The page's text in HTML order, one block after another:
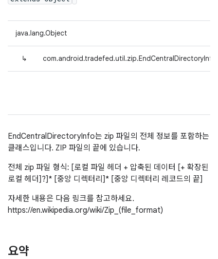
java.lang.Object
↳ com.android.tradefed.util.zip.EndCentralDirectoryInfo
EndCentralDirectoryInfo는 zip 파일의 전체 정보를 포함하는
클래스입니다. ZIP 파일의 끝에 있습니다.
전체 zip 파일 형식: [로컬 파일 헤더 + 압축된 데이터 [+ 확장된
로컬 헤더]?]* [중앙 디렉터리]* [중앙 디렉터리 레코드의 끝]
자세한 내용은 다음 링크를 참고하세요.
https://en.wikipedia.org/wiki/Zip_(file_format)
요약